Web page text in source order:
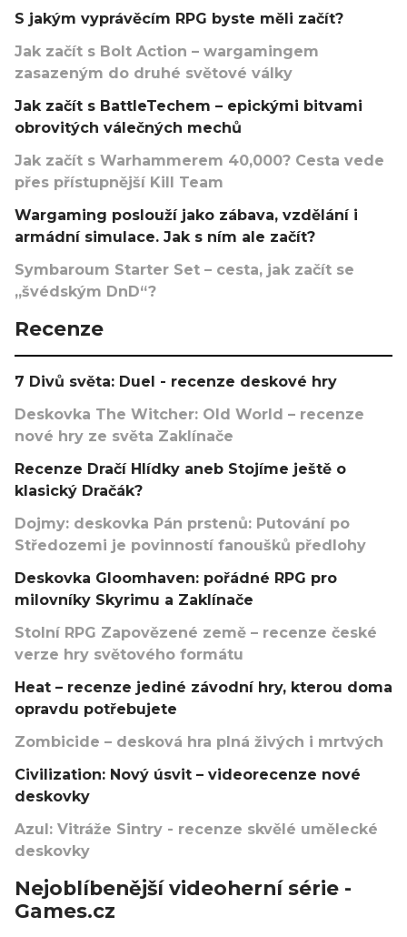
S jakým vyprávěcím RPG byste měli začít?
Jak začít s Bolt Action – wargamingem
zasazeným do druhé světové války
Jak začít s BattleTechem – epickými bitvami
obrovitých válečných mechů
Jak začít s Warhammerem 40,000? Cesta vede
přes přístupnější Kill Team
Wargaming poslouží jako zábava, vzdělání i
armádní simulace. Jak s ním ale začít?
Symbaroum Starter Set – cesta, jak začít se
„švédským DnD“?
Recenze
7 Divů světa: Duel - recenze deskové hry
Deskovka The Witcher: Old World – recenze
nové hry ze světa Zaklínače
Recenze Dračí Hlídky aneb Stojíme ještě o
klasický Dračák?
Dojmy: deskovka Pán prstenů: Putování po
Středozemi je povinností fanoušků předlohy
Deskovka Gloomhaven: pořádné RPG pro
milovníky Skyrimu a Zaklínače
Stolní RPG Zapovězené země – recenze české
verze hry světového formátu
Heat – recenze jediné závodní hry, kterou doma
opravdu potřebujete
Zombicide – desková hra plná živých i mrtvých
Civilization: Nový úsvit – videorecenze nové
deskovky
Azul: Vitráže Sintry - recenze skvělé umělecké
deskovky
Nejoblíbenější videoherní série -
Games.cz